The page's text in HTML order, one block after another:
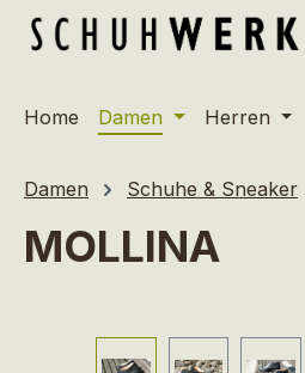
Hauptinhalt springen
Zur Suche springen
Zur Hauptnavigation springen
Home Damen Herren
Damen Schuhe & Sneaker
MOLLINA